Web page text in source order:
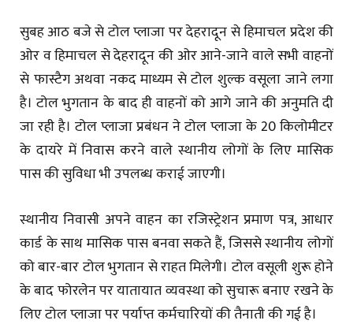
सुबह आठ बजे से टोल प्लाजा पर देहरादून से हिमाचल प्रदेश की
ओर व हिमाचल से देहरादून की ओर आने-जाने वाले सभी वाहनों
से फास्टैग अथवा नकद माध्यम से टोल शुल्क वसूला जाने लगा
है। टोल भुगतान के बाद ही वाहनों को आगे जाने की अनुमति दी
जा रही है। टोल प्लाजा प्रबंधन ने टोल प्लाजा के 20 किलोमीटर
के दायरे में निवास करने वाले स्थानीय लोगों के लिए मासिक
पास की सुविधा भी उपलब्ध कराई जाएगी।
स्थानीय निवासी अपने वाहन का रजिस्ट्रेशन प्रमाण पत्र, आधार
कार्ड के साथ मासिक पास बनवा सकते हैं, जिससे स्थानीय लोगों
को बार-बार टोल भुगतान से राहत मिलेगी। टोल वसूली शुरू होने
के बाद फोरलेन पर यातायात व्यवस्था को सुचारू बनाए रखने के
लिए टोल प्लाजा पर पर्याप्त कर्मचारियों की तैनाती की गई है।